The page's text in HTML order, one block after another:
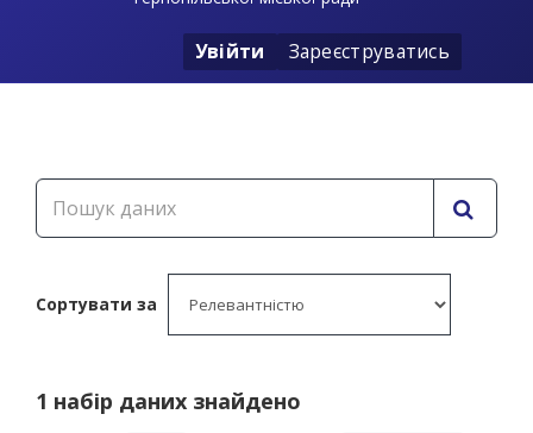
Увійти Зареєструватись
Сортувати за
1 набір даних знайдено